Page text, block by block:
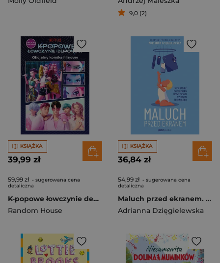
9,0 (2)
KSIĄŻKA
39,99 zł
59,99 zł - sugerowana cena
detaliczna
K-popowe łowczynie demonów. Oficjalny komiks filmowy
Random House
KSIĄŻKA
36,84 zł
54,99 zł - sugerowana cena
detaliczna
Maluch przed ekranem. Jak chronić dzieci przed negatywnym wpływem technologii
Adrianna Dzięgielewska